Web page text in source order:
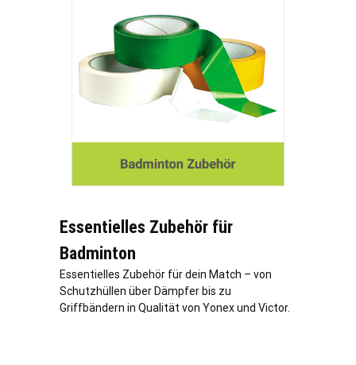
Essentielles Zubehör für
Badminton
Essentielles Zubehör für dein Match – von
Schutzhüllen über Dämpfer bis zu
Griffbändern in Qualität von Yonex und Victor.